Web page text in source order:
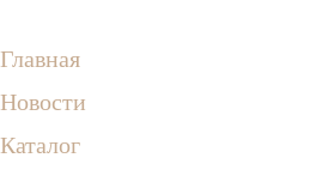
Главная
Новости
Каталог